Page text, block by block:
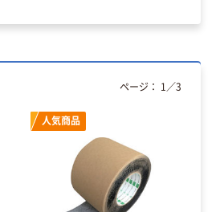
人気商品
ページ： 1 ／3